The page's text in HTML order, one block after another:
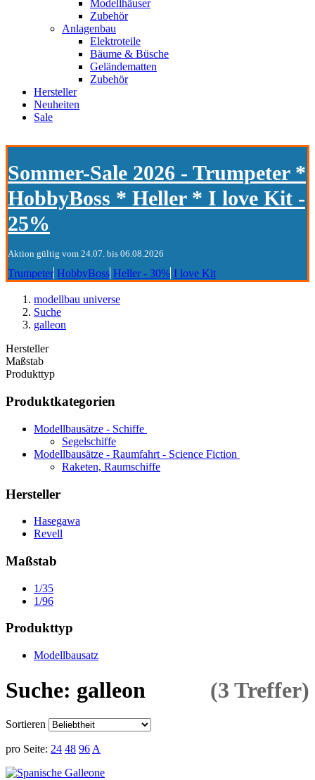
Modellhäuser
Zubehör
Anlagenbau
Elektroteile
Bäume & Büsche
Geländematten
Zubehör
Hersteller
Neuheiten
Sale
Sommer-Sale 2026 - Trumpeter *
HobbyBoss * Heller * I love Kit -
25%
Aktion gültig vom 24.07. bis 06.08.2026
Trumpeter HobbyBoss Heller - 30% I love Kit
modellbau universe
Suche
galleon
Hersteller
Maßstab
Produkttyp
Produktkategorien
Modellbausätze - Schiffe
Segelschiffe
Modellbausätze - Raumfahrt - Science Fiction
Raketen, Raumschiffe
Hersteller
Hasegawa
Revell
Maßstab
1/35
1/96
Produkttyp
Modellbausatz
Suche: galleon (3 Treffer)
Sortieren
pro Seite: 24 48 96 A